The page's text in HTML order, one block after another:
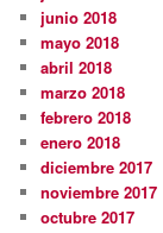
junio 2018
mayo 2018
abril 2018
marzo 2018
febrero 2018
enero 2018
diciembre 2017
noviembre 2017
octubre 2017